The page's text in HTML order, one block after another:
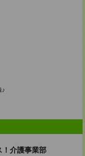
♪
！介護事業部